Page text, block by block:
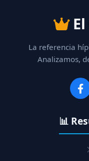
El
La referencia
Analizamos,
📊